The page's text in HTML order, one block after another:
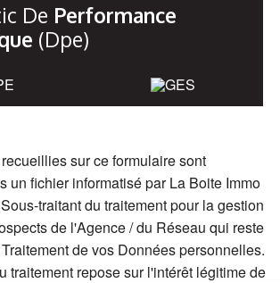
De Performance
(dpe)
sur ce formulaire sont
un fichier informatisé par La Boite Immo
traitant du traitement pour la gestion
de l'Agence / du Réseau qui reste
de vos Données personnelles.
traitement repose sur l'intérêt légitime de